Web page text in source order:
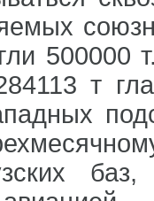
500000
т